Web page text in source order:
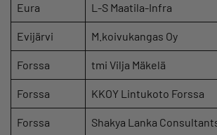
Eura L-S Maatila-Infra
Evijärvi M.koivukangas Oy
Forssa tmi Vilja Mäkelä
Forssa KKOY Lintukoto Forssa
Forssa Shakya Lanka